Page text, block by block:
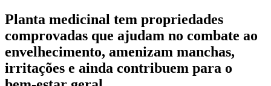
Planta medicinal tem propriedades
comprovadas que ajudam no combate ao
envelhecimento, amenizam manchas,
irritações e ainda contribuem para o